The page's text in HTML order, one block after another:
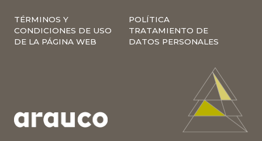
TÉRMINOS Y
CONDICIONES DE USO
DE LA PÁGINA WEB
POLÍTICA
TRATAMIENTO DE
DATOS PERSONALES